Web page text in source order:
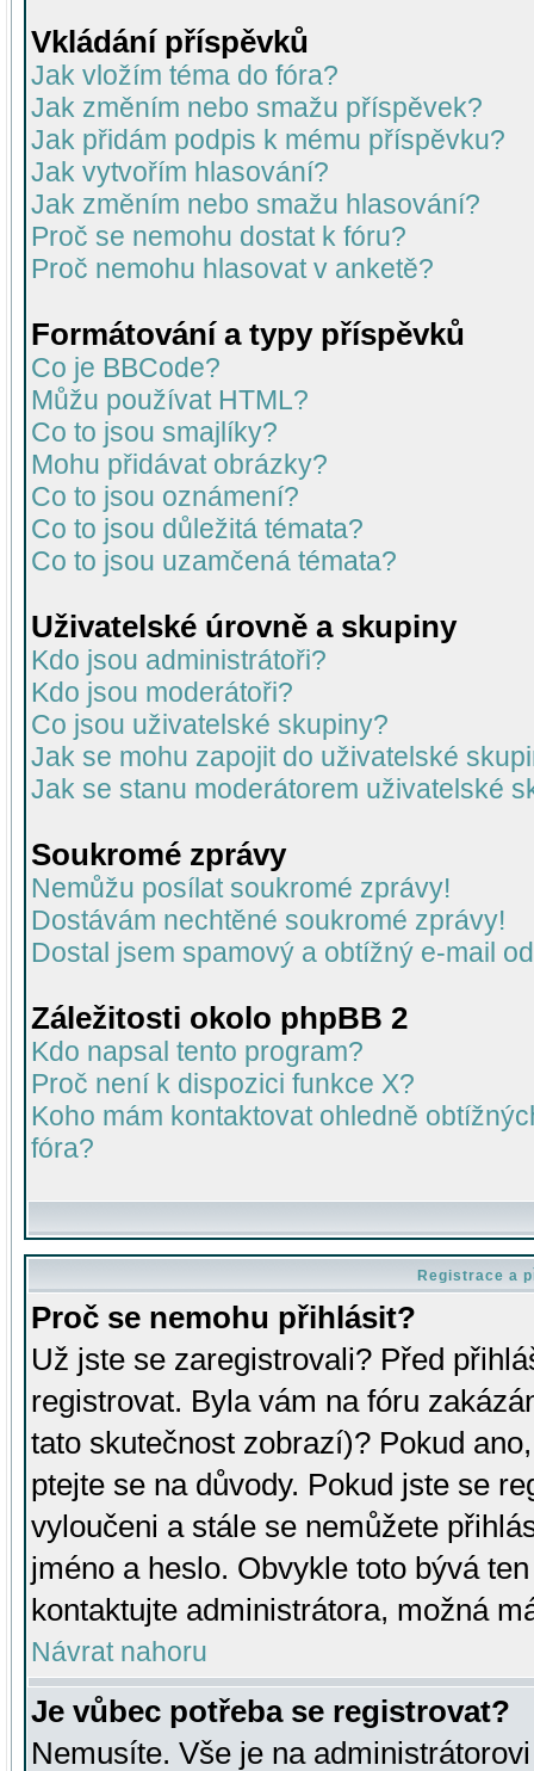
Vkládání příspěvků
Jak vložím téma do fóra?
Jak změním nebo smažu příspěvek?
Jak přidám podpis k mému příspěvku?
Jak vytvořím hlasování?
Jak změním nebo smažu hlasování?
Proč se nemohu dostat k fóru?
Proč nemohu hlasovat v anketě?
Formátování a typy příspěvků
Co je BBCode?
Můžu používat HTML?
Co to jsou smajlíky?
Mohu přidávat obrázky?
Co to jsou oznámení?
Co to jsou důležitá témata?
Co to jsou uzamčená témata?
Uživatelské úrovně a skupiny
Kdo jsou administrátoři?
Kdo jsou moderátoři?
Co jsou uživatelské skupiny?
Jak se mohu zapojit do uživatelské
Jak se stanu moderátorem uživatelské
Soukromé zprávy
Nemůžu posílat soukromé zprávy!
Dostávám nechtěné soukromé zprávy!
Dostal jsem spamový a obtížný e-mail
Záležitosti okolo phpBB 2
Kdo napsal tento program?
Proč není k dispozici funkce X?
Koho mám kontaktovat ohledně
fóra?
Registrace a
Proč se nemohu přihlásit?
Už jste se zaregistrovali? Před
registrovat. Byla vám na fóru
tato skutečnost zobrazí)? Pokud
ptejte se na důvody. Pokud jste se
vyloučeni a stále se nemůžete
jméno a heslo. Obvykle toto bývá
kontaktujte administrátora, možná
Návrat nahoru
Je vůbec potřeba se registrovat?
Nemusíte. Vše je na